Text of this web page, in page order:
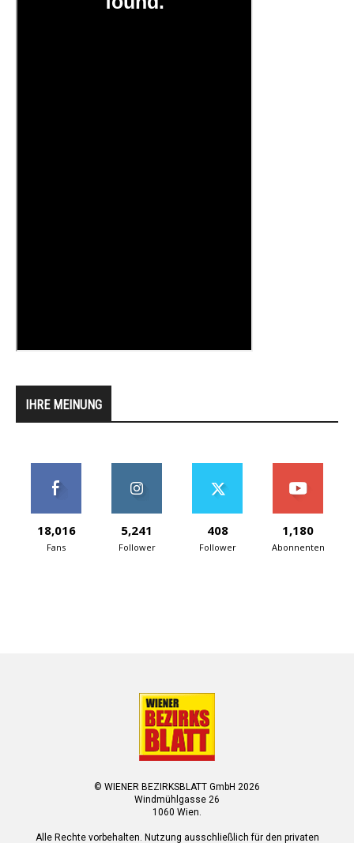
IHRE MEINUNG
18,016
Fans
5,241
Follower
408
Follower
1,180
Abonnenten
© WIENER BEZIRKSBLATT GmbH 2026
Windmühlgasse 26
1060 Wien.
Alle Rechte vorbehalten. Nutzung ausschließlich für den privaten